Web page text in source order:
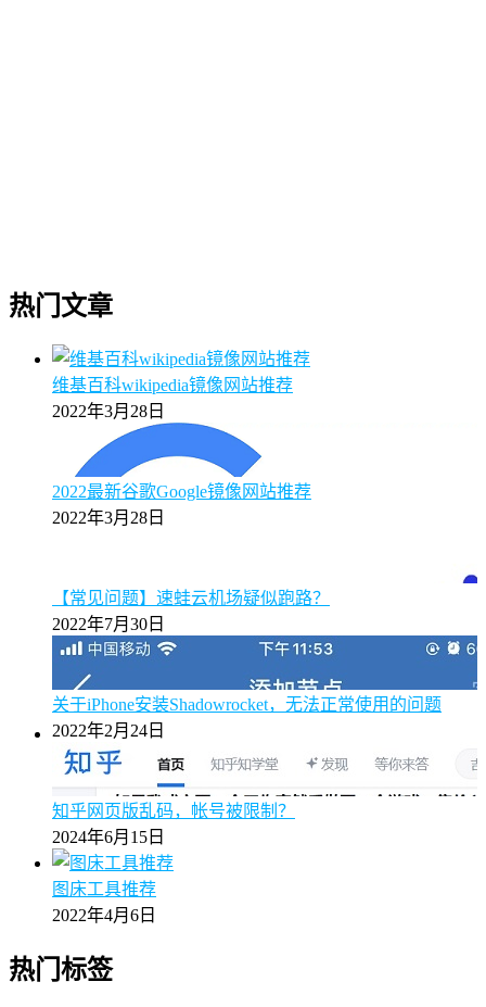
热门文章
维基百科wikipedia镜像网站推荐
2022年3月28日
2022最新谷歌Google镜像网站推荐
2022年3月28日
【常见问题】速蛙云机场疑似跑路？
2022年7月30日
关于iPhone安装Shadowrocket，无法正常使用的问题
2022年2月24日
知乎网页版乱码，帐号被限制？
2024年6月15日
图床工具推荐
2022年4月6日
热门标签